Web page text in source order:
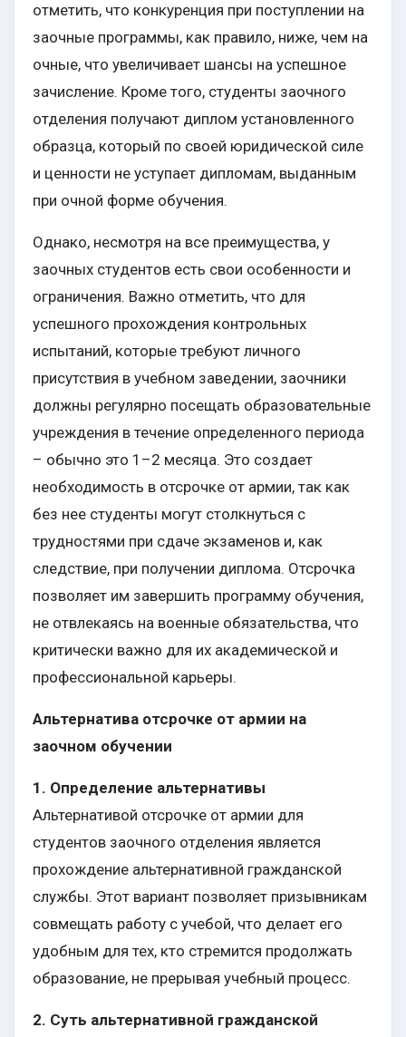
отметить, что конкуренция при поступлении на
заочные программы, как правило, ниже, чем на
очные, что увеличивает шансы на успешное
зачисление. Кроме того, студенты заочного
отделения получают диплом установленного
образца, который по своей юридической силе
и ценности не уступает дипломам, выданным
при очной форме обучения.
Однако, несмотря на все преимущества, у
заочных студентов есть свои особенности и
ограничения. Важно отметить, что для
успешного прохождения контрольных
испытаний, которые требуют личного
присутствия в учебном заведении, заочники
должны регулярно посещать образовательные
учреждения в течение определенного периода
– обычно это 1–2 месяца. Это создает
необходимость в отсрочке от армии, так как
без нее студенты могут столкнуться с
трудностями при сдаче экзаменов и, как
следствие, при получении диплома. Отсрочка
позволяет им завершить программу обучения,
не отвлекаясь на военные обязательства, что
критически важно для их академической и
профессиональной карьеры.
Альтернатива отсрочке от армии на
заочном обучении
1. Определение альтернативы
Альтернативой отсрочке от армии для
студентов заочного отделения является
прохождение альтернативной гражданской
службы. Этот вариант позволяет призывникам
совмещать работу с учебой, что делает его
удобным для тех, кто стремится продолжать
образование, не прерывая учебный процесс.
2. Суть альтернативной гражданской